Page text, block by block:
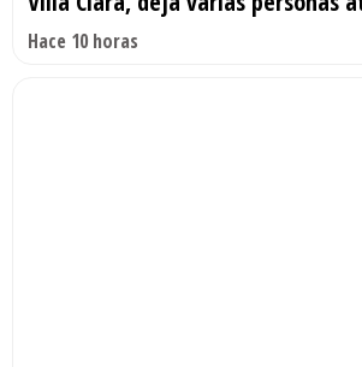
Hace 10 horas